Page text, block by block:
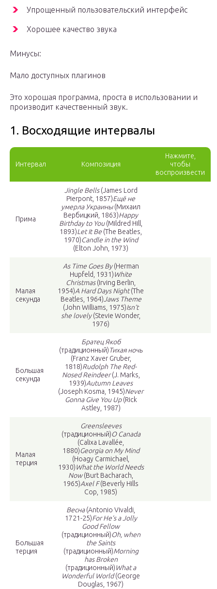
Упрощенный пользовательский интерфейс
Хорошее качество звука
Минусы:
Мало доступных плагинов
Это хорошая программа, проста в использовании и
производит качественный звук.
1. Восходящие интервалы
Интервал Композиция
Нажмите,
чтобы
воспроизвести
Прима
Jingle Bells(James Lord
Pierpont, 1857)Ещё не
умерла Украины(Михаил
Вербицкий, 1863)Happy
Birthday to You(Mildred Hill,
1893)Let It Be (The Beatles,
1970)Candle in the Wind
(Elton John, 1973)
Малая
секунда
As Time Goes By(Herman
Hupfeld, 1931)White
Christmas(Irving Berlin,
1954)A Hard Days Night(The
Beatles, 1964) Jaws Theme
(John Williams, 1975)Isn’t
she lovely(Stevie Wonder,
1976)
Большая
секунда
Братец Якоб
(традиционный)Тихая ночь
(Franz Xaver Gruber,
1818)Rudolph The Red-
Nosed Reindeer(J. Marks,
1939)Autumn Leaves
(Joseph Kosma, 1945)Never
Gonna Give You Up(Rick
Astley, 1987)
Малая
терция
Greensleeves
(традиционный)O Canada
(Calixa Lavallée,
1880)Georgia on My Mind
(Hoagy Carmichael,
1930)What the World Needs
Now(Burt Bacharach,
1965)Axel F(Beverly Hills
Cop, 1985)
Большая
терция
Весна(Antonio Vivaldi,
1721-25)For He’s a Jolly
Good Fellow
(традиционный)Oh, when
the Saints
(традиционный)Morning
has Broken
(традиционный)What a
Wonderful World(George
Douglas, 1967)